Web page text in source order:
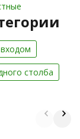
столба